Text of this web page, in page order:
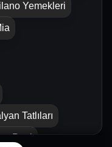
Yemekleri
Tatlıları
Parti